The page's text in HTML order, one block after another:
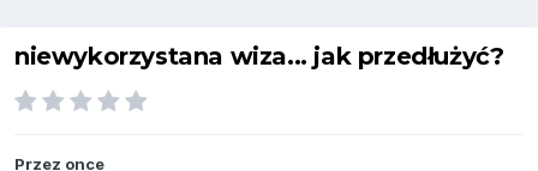
niewykorzystana wiza... jak przedłużyć?
Przez once